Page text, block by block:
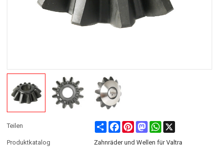
Teilen Share FacebookPinterestMastodonWhatsApp
Produktkatalog
Zahnräder und Wellen für Valtra